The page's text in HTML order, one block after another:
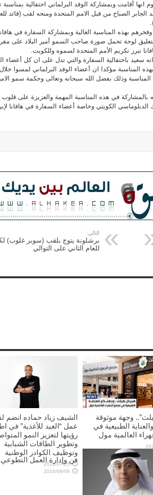
أقامت وبمشاركة الوفد البرلماني احتفالية بمناسبة
الصباح من قبل الامم المتحدة ومنحه لقب (قائد
بهذه المناسبة الغالية وبمشاركة السفارة في
لوحة تحمل صورة صاحب السمو أمير البلاد على مقر
تبرز تكريم الأمم المتحدة لسموه وللكويت.
سعيد باحتفالية السفارة والتي تدل على ان كل أعضاء
المناسبة مؤكدا ان أعضاء الوفد البرلماني لمسوا خلال
المناسبة وذلك بفضل الله سبحانه وتعالى وحكمة سمو
بالمشاركة في هذه المناسبة المهمة والعزيزة على
الدبلوماسي الكويتي وخاصة أعضاء السفارة في هافانا
التالي:
برشلونة يتوج بلقب (سوبر غلوب)
للعام الثاني على التوالي
وجهة موثوقة
الطبيعية في
العالمية مول
الشيف زياد حماده انضم
عمل “العيد للأغذية” في
رؤيتها لتعزيز النمو
وتطوير الطاقات الشبابية
وتوظيف الكوادر الوطنية
2021/07/25
فن وإدارة العمل التطوعي
2019/09/06